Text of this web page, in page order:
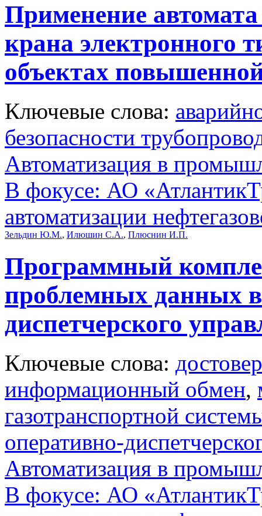
Применение
крана электронного
объектах
Ключевые слова:
безопасности
Автоматизация в
В фокусе: АО
автоматизации
Зельдин Ю.М., Илюшин С.А., Плюснин И.П.
Программный
проблемных данных в
диспетчерского
Ключевые слова:
информационный обмен,
газотранспортной
оперативно-
Автоматизация в
В фокусе: АО